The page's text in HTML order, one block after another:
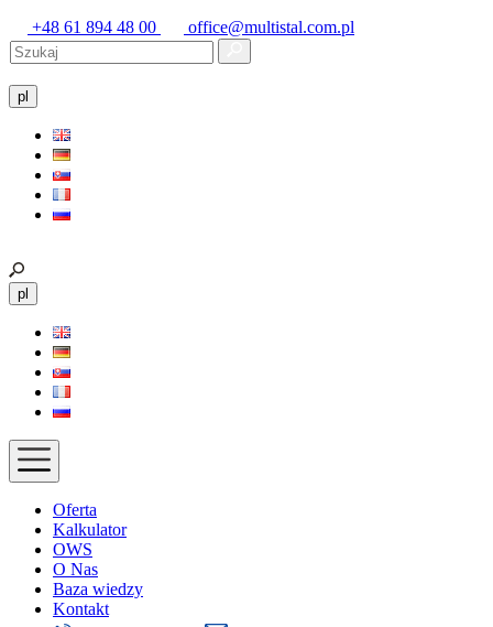
+48 61 894 48 00 office@multistal.com.pl
pl
pl
Oferta
Kalkulator
OWS
O Nas
Baza wiedzy
Kontakt